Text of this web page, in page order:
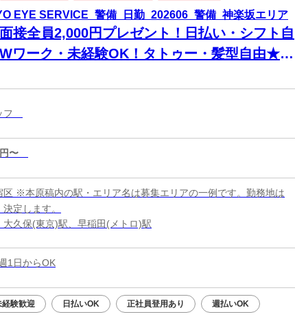
EYE SERVICE_警備_日勤_202606_警備_神楽坂エリア
接全員2,000円プレゼント！日払い・シフト自
ワーク・未経験OK！タトゥー・髪型自由★現
フ
円〜
区 ※本原稿内の駅・エリア名は募集エリアの一例です。勤務地は
定します。
大久保(東京)駅、早稲田(メトロ)駅
1日からOK
経験歓迎 日払いOK 正社員登用あり 週払いOK